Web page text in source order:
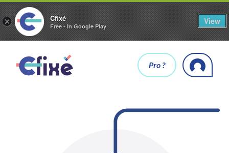
× Cfixé
Free - In Google Play
View
Pro ?